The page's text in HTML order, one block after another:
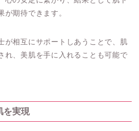
が期待できます。
が相互にサポートしあうことで、肌
れ、美肌を手に入れることも可能で
を実現